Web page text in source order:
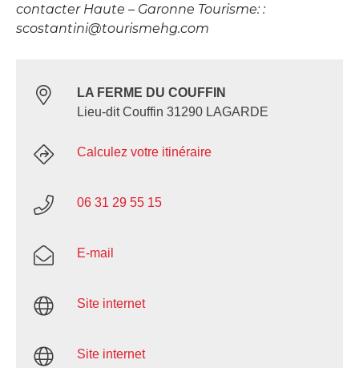
contacter Haute – Garonne Tourisme: :
scostantini@tourismehg.com
LA FERME DU COUFFIN
Lieu-dit Couffin 31290 LAGARDE
Calculez votre itinéraire
06 31 29 55 15
E-mail
Site internet
Site internet